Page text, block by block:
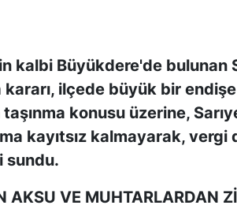
kalbi Büyükdere'de bulunan
kararı, ilçede büyük bir
konusu üzerine,
kayıtsız kalmayarak,
sundu.
AKSU VE MUHTARLARDAN
GÜNDEMİ